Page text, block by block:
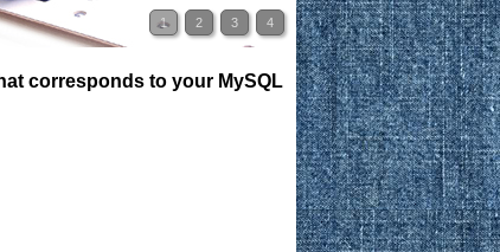
1 2 3 4
corresponds to your MySQL